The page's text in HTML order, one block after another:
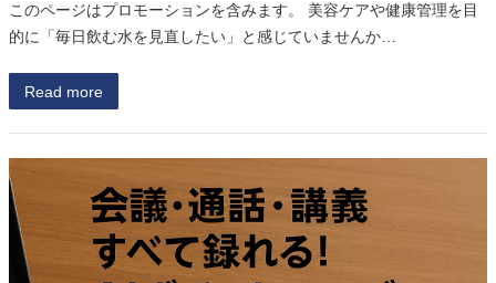
このページはプロモーションを含みます。 美容ケアや健康管理を目
的に「毎日飲む水を見直したい」と感じていませんか…
Read more